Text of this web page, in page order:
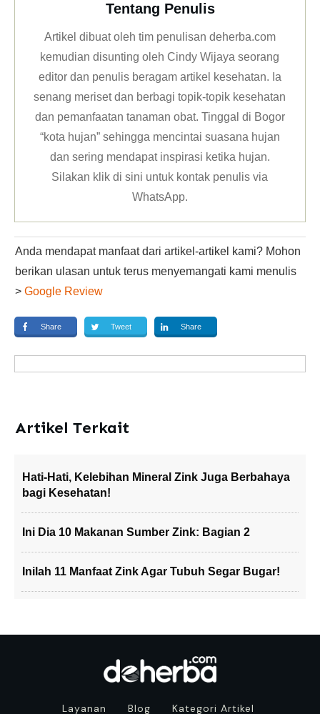
Tentang Penulis
Artikel dibuat oleh tim penulisan deherba.com
kemudian disunting oleh Cindy Wijaya seorang
editor dan penulis beragam artikel kesehatan. Ia
senang meriset dan berbagi topik-topik kesehatan
dan pemanfaatan tanaman obat. Tinggal di Bogor
“kota hujan” sehingga mencintai suasana hujan
dan sering mendapat inspirasi ketika hujan.
Silakan klikdi sini untuk kontak penulis via
WhatsApp.
Anda mendapat manfaat dari artikel-artikel kami? Mohon
berikan ulasan untuk terus menyemangati kami menulis
> Google Review
Share Tweet Share
Artikel Terkait
Hati-Hati, Kelebihan Mineral Zink Juga Berbahaya
bagi Kesehatan!
Ini Dia 10 Makanan Sumber Zink: Bagian 2
Inilah 11 Manfaat Zink Agar Tubuh Segar Bugar!
Layanan Blog Kategori Artikel